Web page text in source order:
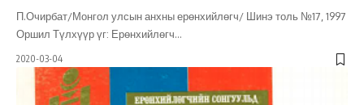
П.Очирбат/Монгол улсын анхны ерөнхийлөгч/ Шинэ толь №17, 1997
Оршил Түлхүүр үг: Ерөнхийлөгч…
2020-03-04